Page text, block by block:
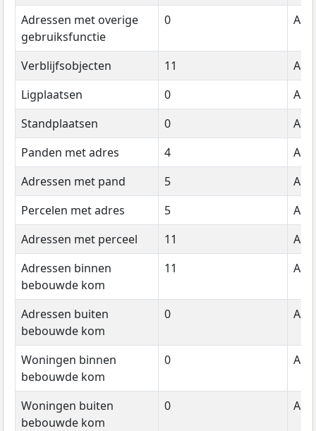
Adressen met overige
gebruiksfunctie
0
Verblijfsobjecten 11
Ligplaatsen
0
Standplaatsen
0
Panden met adres
4
Adressen met pand
5
Percelen met adres
5
Adressen met perceel
11
Adressen binnen
bebouwde kom
11
Adressen buiten
bebouwde kom
0
Woningen binnen
bebouwde kom
0
Woningen buiten
bebouwde kom
0